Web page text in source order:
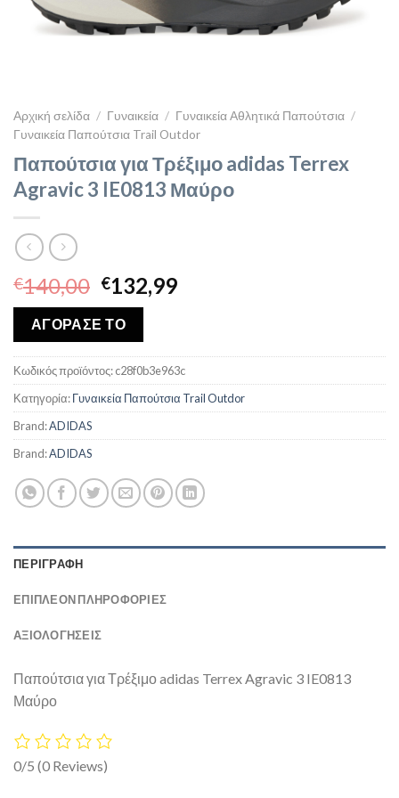
Αρχική σελίδα / Γυναικεία / Γυναικεία Αθλητικά Παπούτσια /
Γυναικεία Παπούτσια Trail Outdor
Παπούτσια για Τρέξιμο adidas Terrex
Agravic 3 IE0813 Μαύρο
€140,00 Original
price
was:
€140,00.
€132,99Η
€132,99.
ΑΓΟΡΑΣΕ ΤΟ
Κωδικός προϊόντος:c28f0b3e963c
Κατηγορία:Γυναικεία Παπούτσια Trail Outdor
Brand:ADIDAS
Brand:ADIDAS
ΠΕΡΙΓΡΑΦΉ
ΕΠΙΠΛΈΟΝ ΠΛΗΡΟΦΟΡΊΕΣ
ΑΞΙΟΛΟΓΗΣΕΙΣ
Παπούτσια για Τρέξιμο adidas Terrex Agravic 3 IE0813
Μαύρο
0/5 (0 Reviews)